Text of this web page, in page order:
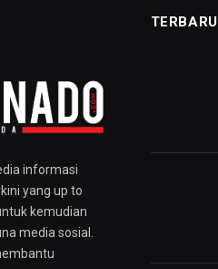
informasi
yang up to
kemudian
media sosial.
TERBARU